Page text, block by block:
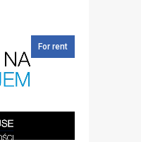
For rent